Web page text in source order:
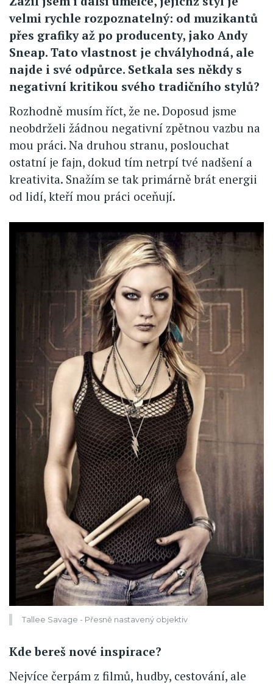
velmi rychle rozpoznatelný: od muzikantů
přes grafiky až po producenty, jako Andy
Sneap. Tato vlastnost je chvályhodná, ale
najde i své odpůrce. Setkala ses někdy s
negativní kritikou svého tradičního stylů?
Rozhodně musím říct, že ne. Doposud jsme
neobdrželi žádnou negativní zpětnou vazbu na
mou práci. Na druhou stranu, poslouchat
ostatní je fajn, dokud tím netrpí tvé nadšení a
kreativita. Snažím se tak primárně brát energii
od lidí, kteří mou práci oceňují.
Tallee Savage - Přesně nastavený objektiv
Kde bereš nové inspirace?
Nejvíce čerpám z filmů, hudby, cestování, ale